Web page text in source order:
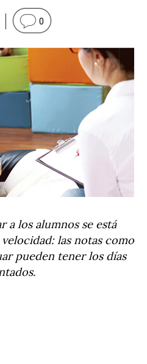
0
a los alumnos se está
las notas como
pueden tener los días